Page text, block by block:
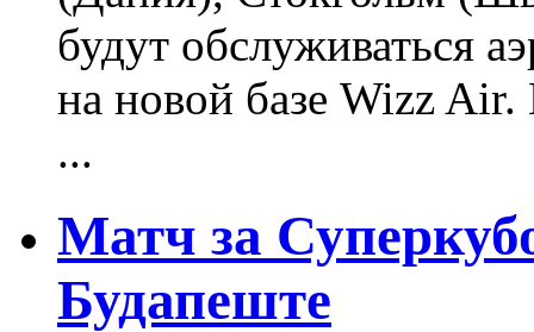
будут обслуживаться
на новой базе Wizz
...
Матч за
Будапеште